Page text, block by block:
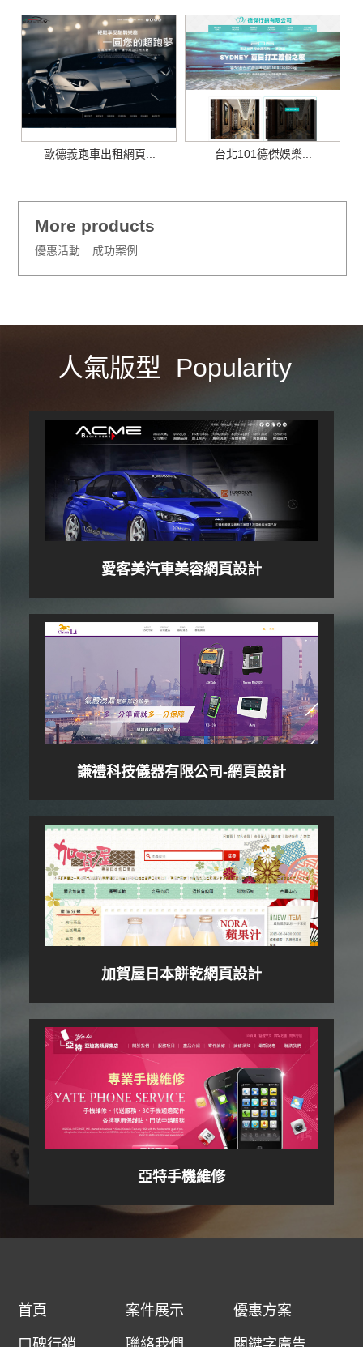
歐德義跑車出租網頁... 台北101德傑娛樂...
More products
優惠活動 成功案例
人氣版型 Popularity
愛客美汽車美容網頁設計
謙禮科技儀器有限公司-網頁設計
加賀屋日本餅乾網頁設計
亞特手機維修
首頁 案件展示 優惠方案